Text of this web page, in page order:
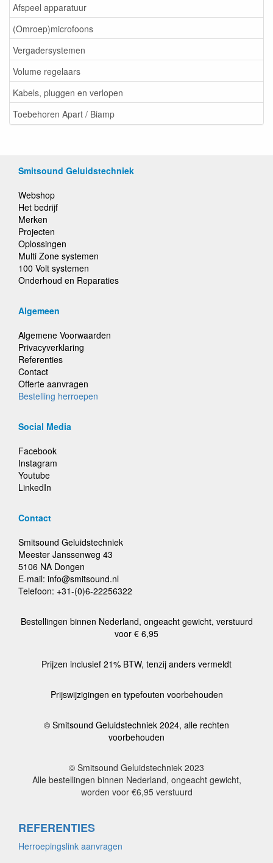
Afspeel apparatuur
(Omroep)microfoons
Vergadersystemen
Volume regelaars
Kabels, pluggen en verlopen
Toebehoren Apart / Biamp
Smitsound Geluidstechniek
Webshop
Het bedrijf
Merken
Projecten
Oplossingen
Multi Zone systemen
100 Volt systemen
Onderhoud en Reparaties
Algemeen
Algemene Voorwaarden
Privacyverklaring
Referenties
Contact
Offerte aanvragen
Bestelling herroepen
Social Media
Facebook
Instagram
Youtube
LinkedIn
Contact
Smitsound Geluidstechniek
Meester Janssenweg 43
5106 NA Dongen
E-mail: info@smitsound.nl
Telefoon: +31-(0)6-22256322
Bestellingen binnen Nederland, ongeacht gewicht, verstuurd
voor € 6,95
Prijzen inclusief 21% BTW, tenzij anders vermeldt
Prijswijzigingen en typefouten voorbehouden
© Smitsound Geluidstechniek 2024, alle rechten
voorbehouden
© Smitsound Geluidstechniek 2023
Alle bestellingen binnen Nederland, ongeacht gewicht,
worden voor €6,95 verstuurd
REFERENTIES
Herroepingslink aanvragen